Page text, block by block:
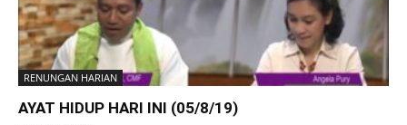
RENUNGAN HARIAN
AYAT HIDUP HARI INI (05/8/19)